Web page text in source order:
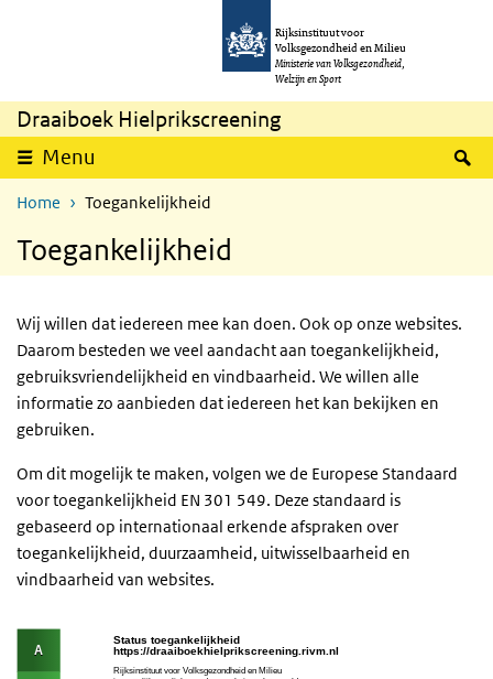
Overslaan en naar de inhoud gaan
Rijksinstituut voor
Volksgezondheid en Milieu
Ministerie van Volksgezondheid,
Welzijn en Sport
Draaiboek Hielprikscreening
Menu
Home Toegankelijkheid
Toegankelijkheid
Wij willen dat iedereen mee kan doen. Ook op onze websites.
Daarom besteden we veel aandacht aan toegankelijkheid,
gebruiksvriendelijkheid en vindbaarheid. We willen alle
informatie zo aanbieden dat iedereen het kan bekijken en
gebruiken.
Om dit mogelijk te maken, volgen we de Europese Standaard
voor toegankelijkheid EN 301 549. Deze standaard is
gebaseerd op internationaal erkende afspraken over
toegankelijkheid, duurzaamheid, uitwisselbaarheid en
vindbaarheid van websites.